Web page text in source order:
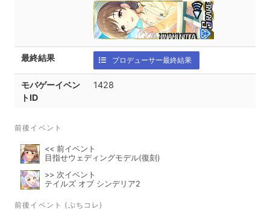
最終結果 プロデューサー最終結果
モバゲーイベン
トID
1428
前後イベント
<< 前イベント
目指せウェディングモデル(復刻)
>> 次イベント
テイルズ オブ シンデリア2
前後イベント (ぷちコレ)